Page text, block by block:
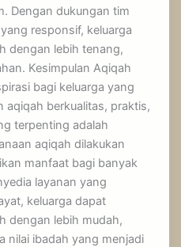
Dengan dukungan tim
responsif, keluarga
dengan lebih tenang,
Kesimpulan Aqiqah
bagi keluarga yang
aqiqah berkualitas, praktis,
terpenting adalah
aqiqah dilakukan
manfaat bagi banyak
layanan yang
keluarga dapat
dengan lebih mudah,
nilai ibadah yang menjadi